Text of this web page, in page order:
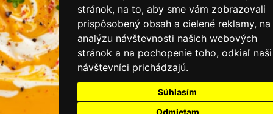
stránok, na to, aby sme vám zobrazovali
prispôsobený obsah a cielené reklamy, na
analýzu návštevnosti našich webových
stránok a na pochopenie toho, odkiaľ naši
návštevníci prichádzajú.
Súhlasím
Odmietam
PRIHLÁSIŤ SA DO ZÁKAZNÍCKEJ ZÓNY
Všeobecné obchodné podmienky
Ochrana osobných údajov
Cookies
Moje KamNaMenu